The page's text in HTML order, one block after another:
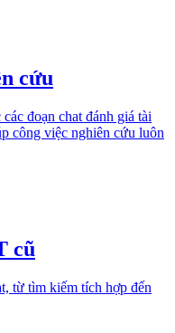
cứu
đoạn chat đánh giá tài
công việc nghiên cứu luôn
cũ
từ tìm kiếm tích hợp đến